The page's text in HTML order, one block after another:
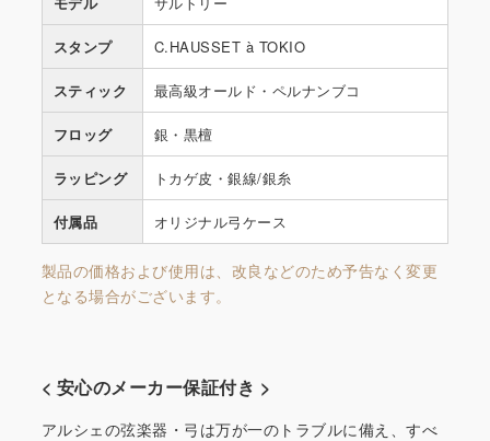
スタンプ C.HAUSSET à TOKIO
スティック 最高級オールド・ペルナンブコ
フロッグ 銀・黒檀
ラッピング トカゲ皮・銀線/銀糸
付属品 オリジナル弓ケース
製品の価格および使用は、改良などのため予告なく変更
となる場合がございます。
< 安心のメーカー保証付き >
アルシェの弦楽器・弓は万が一のトラブルに備え、すべ